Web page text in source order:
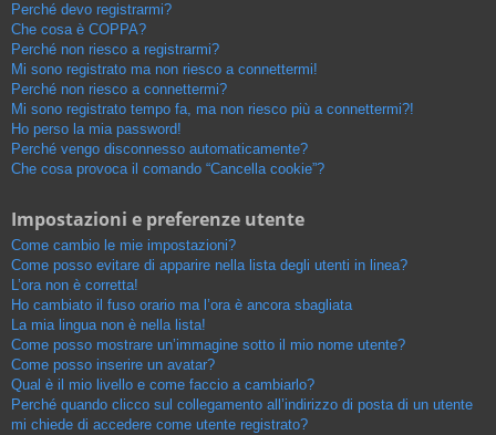
Perché devo registrarmi?
Che cosa è COPPA?
Perché non riesco a registrarmi?
Mi sono registrato ma non riesco a connettermi!
Perché non riesco a connettermi?
Mi sono registrato tempo fa, ma non riesco più a connettermi?!
Ho perso la mia password!
Perché vengo disconnesso automaticamente?
Che cosa provoca il comando “Cancella cookie”?
Impostazioni e preferenze utente
Come cambio le mie impostazioni?
Come posso evitare di apparire nella lista degli utenti in linea?
L’ora non è corretta!
Ho cambiato il fuso orario ma l’ora è ancora sbagliata
La mia lingua non è nella lista!
Come posso mostrare un’immagine sotto il mio nome utente?
Come posso inserire un avatar?
Qual è il mio livello e come faccio a cambiarlo?
Perché quando clicco sul collegamento all’indirizzo di posta di un utente
mi chiede di accedere come utente registrato?